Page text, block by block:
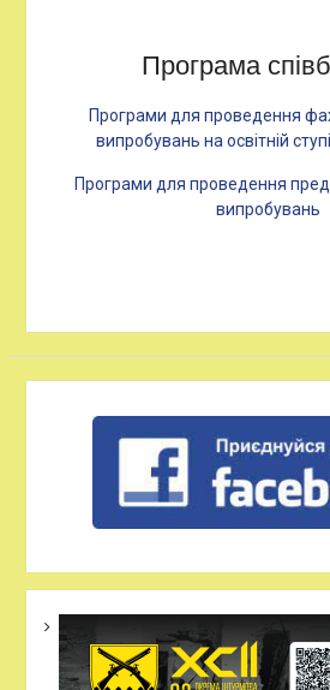
Програма
Програми для проведення
випробувань на освітній
Програми для проведення
випробувань